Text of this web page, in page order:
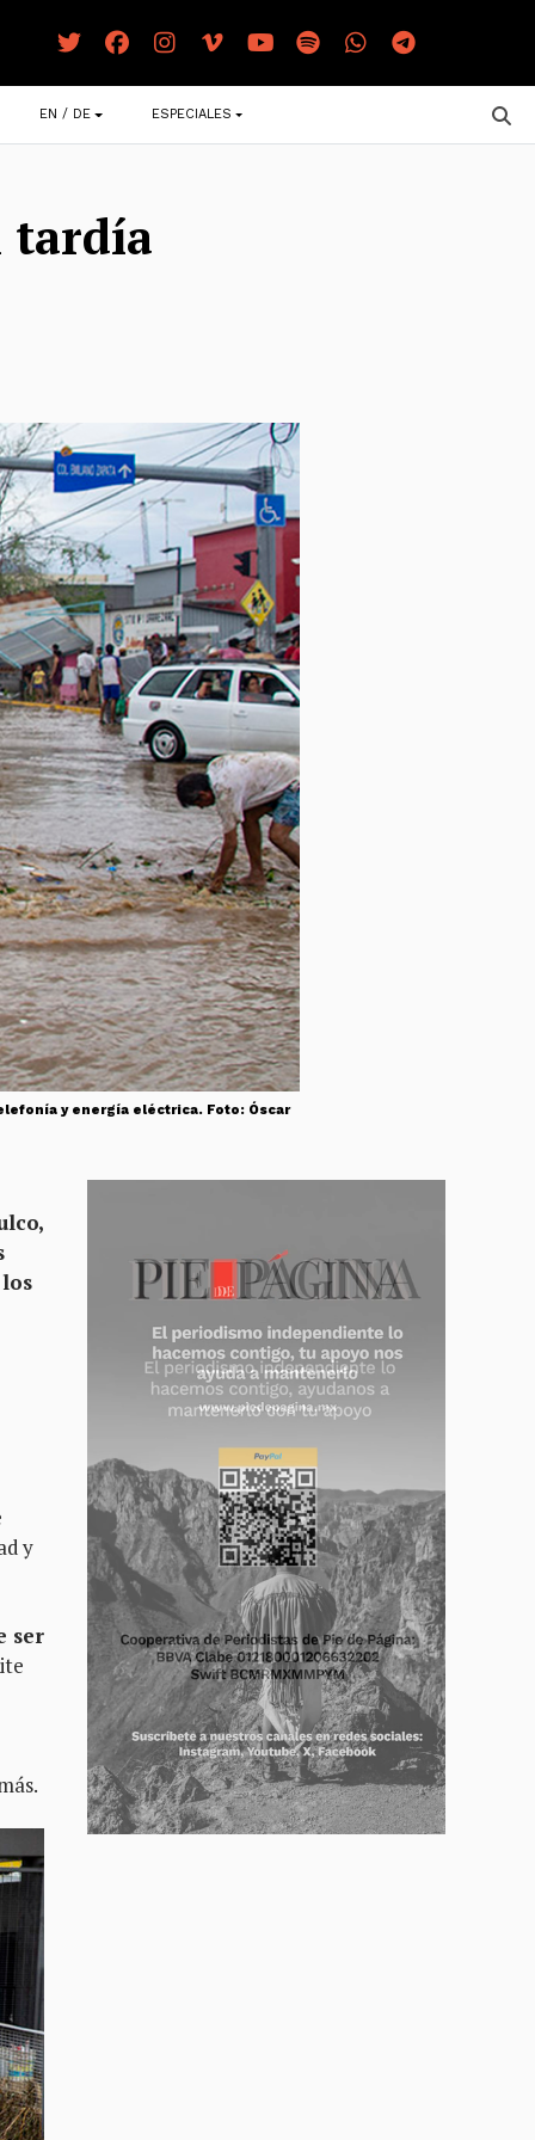
EN / DE ESPECIALES
tardía
y energía eléctrica. Foto: Óscar
y
ser